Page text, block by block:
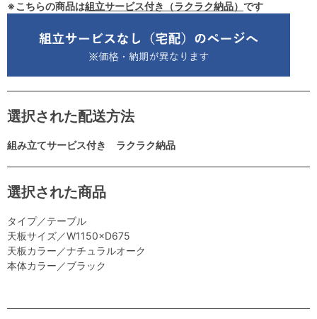
※こちらの商品は組立サービス付き（ラクラク納品） です
選択された配送方法
組み立てサービス付き ラクラク納品
選択された商品
タイプ／テーブル
天板サイズ／W1150×D675
天板カラー／ナチュラルオーク
本体カラー／ブラック